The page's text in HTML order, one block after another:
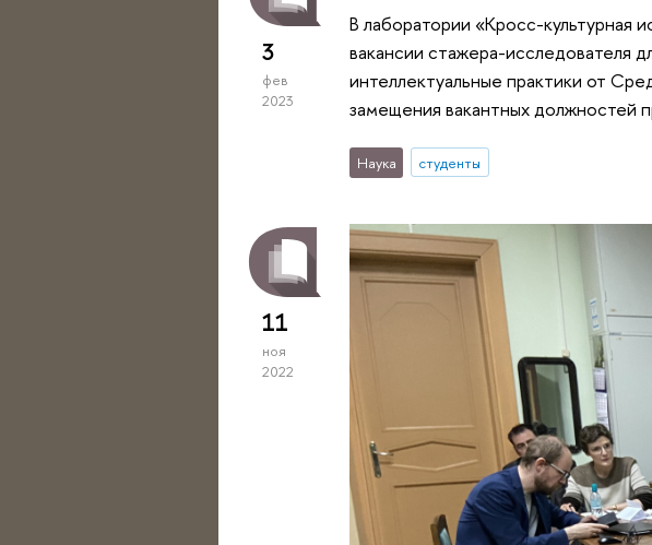
3
фев
2023
В лаборатории «Кросс-
вакансии стажера-исследователя
интеллектуальные практики от
замещения вакантных должностей
Наука студенты
11
ноя
2022